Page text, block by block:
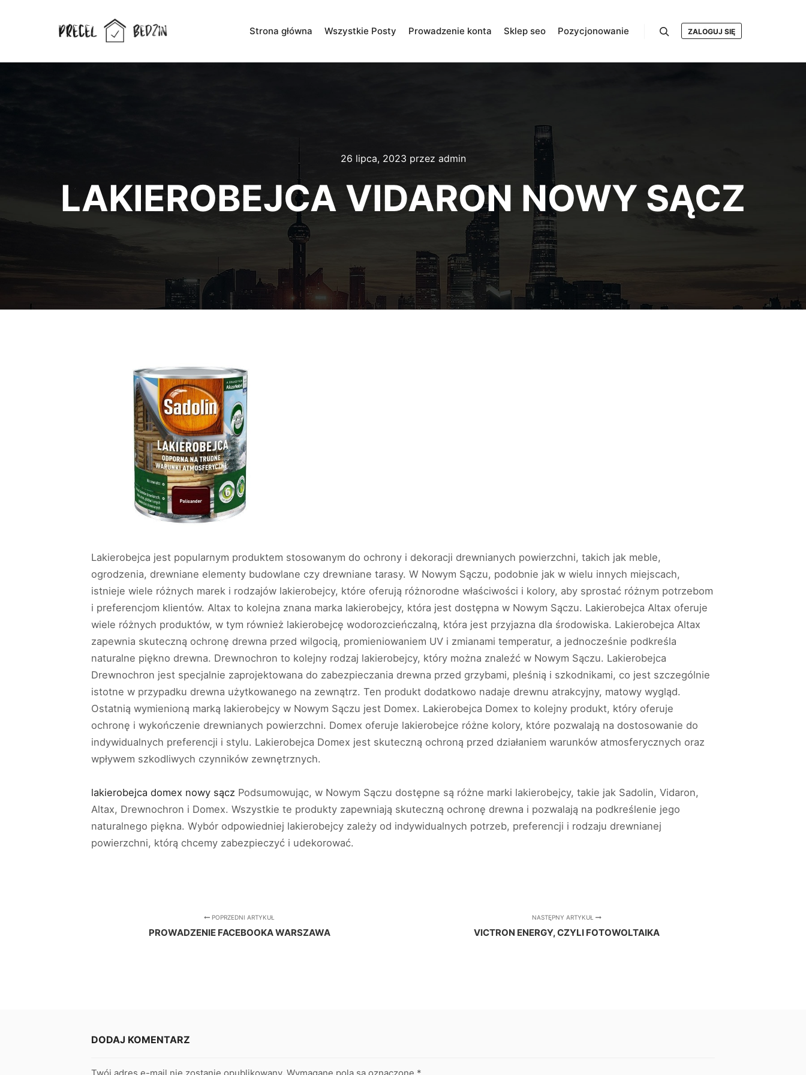
Strona główna Wszystkie Posty Prowadzenie konta Sklep seo Pozycjonowanie ZALOGUJ SIĘ
26 lipca, 2023 przez admin
LAKIEROBEJCA VIDARON NOWY SĄCZ
Lakierobejca jest popularnym produktem stosowanym do ochrony i dekoracji drewnianych powierzchni, takich jak meble,
ogrodzenia, drewniane elementy budowlane czy drewniane tarasy. W Nowym Sączu, podobnie jak w wielu innych miejscach,
istnieje wiele różnych marek i rodzajów lakierobejcy, które oferują różnorodne właściwości i kolory, aby sprostać różnym potrzebom
i preferencjom klientów. Altax to kolejna znana marka lakierobejcy, która jest dostępna w Nowym Sączu. Lakierobejca Altax oferuje
wiele różnych produktów, w tym również lakierobejcę wodorozcieńczalną, która jest przyjazna dla środowiska. Lakierobejca Altax
zapewnia skuteczną ochronę drewna przed wilgocią, promieniowaniem UV i zmianami temperatur, a jednocześnie podkreśla
naturalne piękno drewna. Drewnochron to kolejny rodzaj lakierobejcy, który można znaleźć w Nowym Sączu. Lakierobejca
Drewnochron jest specjalnie zaprojektowana do zabezpieczania drewna przed grzybami, pleśnią i szkodnikami, co jest szczególnie
istotne w przypadku drewna użytkowanego na zewnątrz. Ten produkt dodatkowo nadaje drewnu atrakcyjny, matowy wygląd.
Ostatnią wymienioną marką lakierobejcy w Nowym Sączu jest Domex. Lakierobejca Domex to kolejny produkt, który oferuje
ochronę i wykończenie drewnianych powierzchni. Domex oferuje lakierobejce różne kolory, które pozwalają na dostosowanie do
indywidualnych preferencji i stylu. Lakierobejca Domex jest skuteczną ochroną przed działaniem warunków atmosferycznych oraz
wpływem szkodliwych czynników zewnętrznych.
lakierobejca domex nowy sącz Podsumowując, w Nowym Sączu dostępne są różne marki lakierobejcy, takie jak Sadolin, Vidaron,
Altax, Drewnochron i Domex. Wszystkie te produkty zapewniają skuteczną ochronę drewna i pozwalają na podkreślenie jego
naturalnego piękna. Wybór odpowiedniej lakierobejcy zależy od indywidualnych potrzeb, preferencji i rodzaju drewnianej
powierzchni, którą chcemy zabezpieczyć i udekorować.
POPRZEDNI ARTYKUŁ
PROWADZENIE FACEBOOKA WARSZAWA
NASTĘPNY ARTYKUŁ
VICTRON ENERGY, CZYLI FOTOWOLTAIKA
DODAJ KOMENTARZ